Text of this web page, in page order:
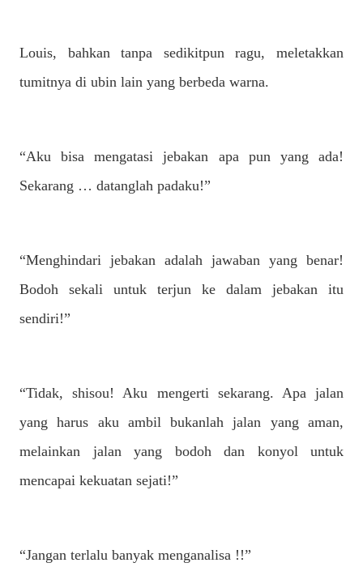
Louis, bahkan tanpa sedikitpun ragu, meletakkan
tumitnya di ubin lain yang berbeda warna.
“Aku bisa mengatasi jebakan apa pun yang ada!
Sekarang … datanglah padaku!”
“Menghindari jebakan adalah jawaban yang benar!
Bodoh sekali untuk terjun ke dalam jebakan itu
sendiri!”
“Tidak, shisou! Aku mengerti sekarang. Apa jalan
yang harus aku ambil bukanlah jalan yang aman,
melainkan jalan yang bodoh dan konyol untuk
mencapai kekuatan sejati!”
“Jangan terlalu banyak menganalisa !!”